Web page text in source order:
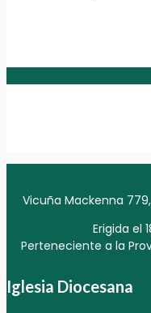
Vicuña Mackenna
Erigida el
Perteneciente a la
Iglesia Diocesana